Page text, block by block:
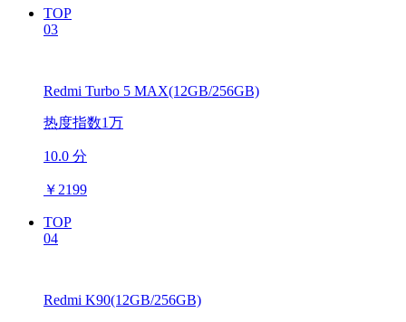
TOP
03
Redmi Turbo 5 MAX(12GB/256GB)
热度指数1万
10.0 分
￥ 2199
TOP
04
Redmi K90(12GB/256GB)